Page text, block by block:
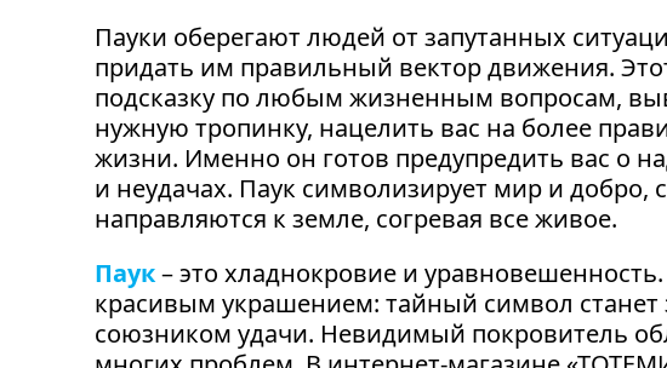
Пауки оберегают людей от запутанных
придать им правильный вектор движения.
подсказку по любым жизненным вопросам,
нужную тропинку, нацелить вас на более
жизни. Именно он готов предупредить вас о
и неудачах. Паук символизирует мир и добро,
направляются к земле, согревая все живое.
Паук– это хладнокровие и
красивым украшением: тайный символ станет
союзником удачи. Невидимый покровитель